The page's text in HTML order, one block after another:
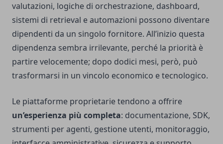
valutazioni, logiche di orchestrazione, dashboard,
sistemi di retrieval e automazioni possono diventare
dipendenti da un singolo fornitore. All’inizio questa
dipendenza sembra irrilevante, perché la priorità è
partire velocemente; dopo dodici mesi, però, può
trasformarsi in un vincolo economico e tecnologico.
Le piattaforme proprietarie tendono a offrire
un’esperienza più completa: documentazione, SDK,
strumenti per agenti, gestione utenti, monitoraggio,